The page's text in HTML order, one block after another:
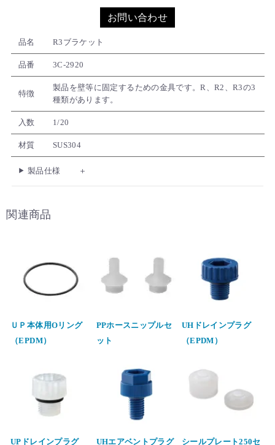
お問い合わせ
品名 R3ブラケット
品番 3C-2920
特徴
製品を壁等に固定するための金具です。R、R2、R3の3
種類があります。
入数 1/20
材質 SUS304
製品仕様
関連商品
ＵＰ本体用Oリング
（EPDM）
PPホースニップルセ
ット
UHドレインプラグ
（EPDM）
UPドレインプラグ UHエアベントプラグ シールプレート250セ